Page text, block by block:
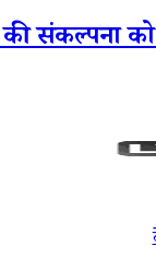
को